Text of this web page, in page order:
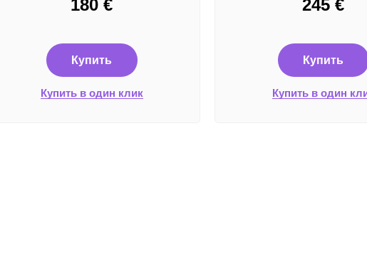
180 €
Купить
Купить в один клик
245 €
Купить
Купить в один